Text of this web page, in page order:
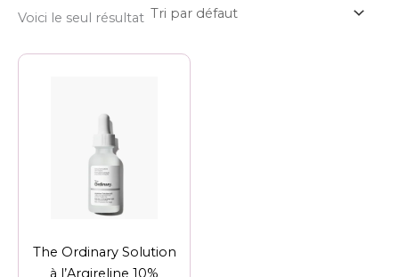
Voici le seul résultat
The Ordinary Solution